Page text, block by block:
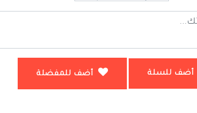
أضف للمفضلة